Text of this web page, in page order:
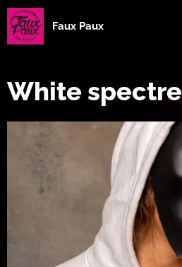
Faux Paux
White spectre